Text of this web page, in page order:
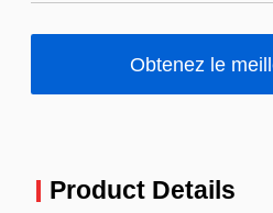
Obtenez le
Product Details